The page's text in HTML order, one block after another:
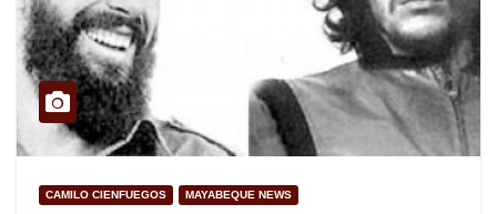
CAMILO CIENFUEGOS MAYABEQUE NEWS